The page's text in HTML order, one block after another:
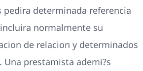
determinada referencia
normalmente su
de relacion y determinados
Una prestamista ademi?s